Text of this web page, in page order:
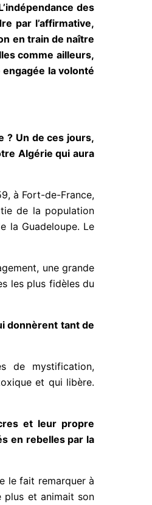
des
par l’affirmative,
en train de naître
comme ailleurs,
la volonté
? Un de ces jours,
Algérie qui aura
à Fort-de-France,
de la population
la Guadeloupe. Le
une grande
les plus fidèles du
donnèrent tant de
de mystification,
et qui libère.
et leur propre
en rebelles par la
le fait remarquer à
plus et animait son